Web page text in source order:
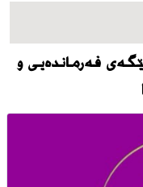
فەرماندەیی و